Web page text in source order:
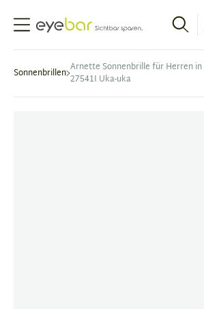
Abele Optic
Sonnenbrillen Arnette Sonnenbrille für Herren
27541I Uka-uka